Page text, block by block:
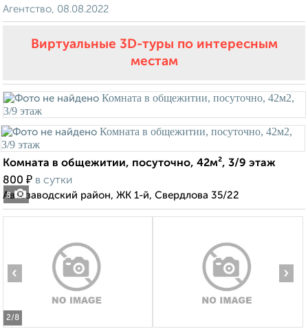
Агентство, 08.08.2022
Виртуальные 3D-туры по интересным
местам
8
Комната в общежитии, посуточно, 42м², 3/9 этаж
800 ₽ в сутки
Автозаводский район, ЖК 1-й, Свердлова 35/22
2/8
‹ ›